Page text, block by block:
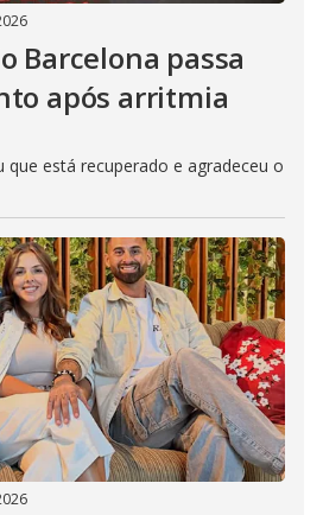
Barcelona passa
após arritmia
que está recuperado e agradeceu o